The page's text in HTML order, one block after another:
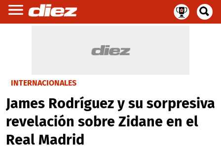
INTERNACIONALES
James Rodríguez y su sorpresiva
revelación sobre Zidane en el
Real Madrid